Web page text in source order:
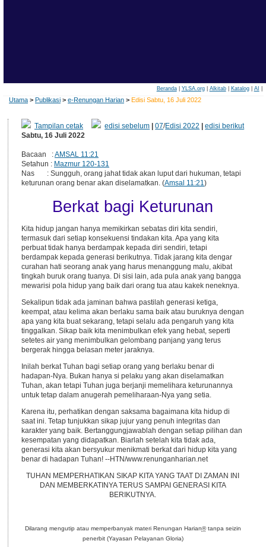
Beranda| YLSA.org| Alkitab| Katalog| AI
Utama > Publikasi > e-Renungan Harian > Edisi Sabtu, 16 Juli 2022
Tampilan cetak edisi sebelum |07/Edisi 2022 |edisi berikut
Sabtu, 16 Juli 2022
Bacaan :AMSAL 11:21
Setahun : Mazmur 120-131
Nas : Sungguh, orang jahat tidak akan luput dari hukuman, tetapi
keturunan orang benar akan diselamatkan. (Amsal 11:21)
Berkat bagi Keturunan
Kita hidup jangan hanya memikirkan sebatas diri kita sendiri,
termasuk dari setiap konsekuensi tindakan kita. Apa yang kita
perbuat tidak hanya berdampak kepada diri sendiri, tetapi
berdampak kepada generasi berikutnya. Tidak jarang kita dengar
curahan hati seorang anak yang harus menanggung malu, akibat
tingkah buruk orang tuanya. Di sisi lain, ada pula anak yang bangga
mewarisi pola hidup yang baik dari orang tua atau kakek neneknya.
Sekalipun tidak ada jaminan bahwa pastilah generasi ketiga,
keempat, atau kelima akan berlaku sama baik atau buruknya dengan
apa yang kita buat sekarang, tetapi selalu ada pengaruh yang kita
tinggalkan. Sikap baik kita menimbulkan efek yang hebat, seperti
setetes air yang menimbulkan gelombang panjang yang terus
bergerak hingga belasan meter jaraknya.
Inilah berkat Tuhan bagi setiap orang yang berlaku benar di
hadapan-Nya. Bukan hanya si pelaku yang akan diselamatkan
Tuhan, akan tetapi Tuhan juga berjanji memelihara keturunannya
untuk tetap dalam anugerah pemeliharaan-Nya yang setia.
Karena itu, perhatikan dengan saksama bagaimana kita hidup di
saat ini. Tetap tunjukkan sikap jujur yang penuh integritas dan
karakter yang baik. Bertanggungjawablah dengan setiap pilihan dan
kesempatan yang didapatkan. Biarlah setelah kita tidak ada,
generasi kita akan bersyukur menikmati berkat dari hidup kita yang
benar di hadapan Tuhan! --HTN/www.renunganharian.net
TUHAN MEMPERHATIKAN SIKAP KITA YANG TAAT DI ZAMAN INI
DAN MEMBERKATINYA TERUS SAMPAI GENERASI KITA
BERIKUTNYA.
Dilarang mengutip atau memperbanyak materi Renungan Harian®tanpa seizin
penerbit (Yayasan Pelayanan Gloria)